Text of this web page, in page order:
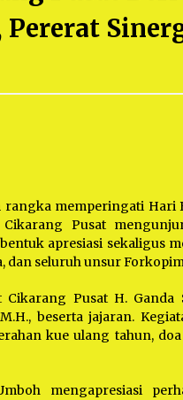
Posko
rangka memperingati Hari
Pusat
apresiasi sekaligus
dan seluruh unsur
Pusat H. Ganda
beserta jajaran.
kue ulang tahun,
mengapresiasi